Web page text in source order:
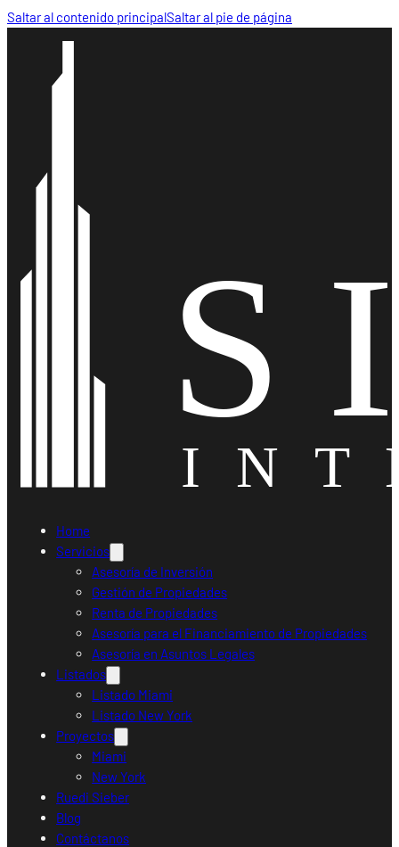
Saltar al contenido principalSaltar al pie de página
Home
Servicios
Asesoría de Inversión
Gestión de Propiedades
Renta de Propiedades
Asesoría para el Financiamiento de Propiedades
Asesoría en Asuntos Legales
Listados
Listado Miami
Listado New York
Proyectos
Miami
New York
Ruedi Sieber
Blog
Contáctanos